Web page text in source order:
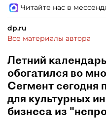
Читайте нас в
dp.ru
Все материалы автора
Летний
обогатился во
Сегмент сегодня
для культурных
бизнеса из